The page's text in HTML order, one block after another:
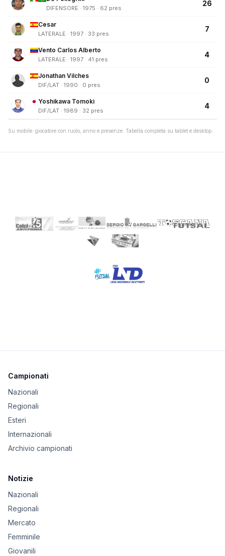
DIFENSORE · 1975 · 62 pres
26
Cesar
LATERALE · 1997 · 33 pres
7
Vento Carlos Alberto
LATERALE · 1997 · 41 pres
4
Jonathan Vilches
DIF/LAT · 1990 · 0 pres
0
Yoshikawa Tomoki
DIF/LAT · 1989 · 32 pres
4
Su mobile: giocatore con ruolo, anno e presenze. Tabella completa su tablet e desktop.
Campionati
Nazionali
Regionali
Esteri
Internazionali
Archivio campionati
Notizie
Nazionali
Regionali
Mercato
Femminile
Giovanili